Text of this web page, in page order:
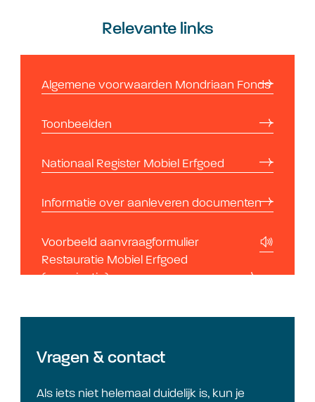
Relevante links
Algemene voorwaarden Mondriaan Fonds
Toonbeelden
Nationaal Register Mobiel Erfgoed
Informatie over aanleveren documenten
Voorbeeld aanvraagformulier
Restauratie Mobiel Erfgoed
(organisatie)
Vragen & contact
Als iets niet helemaal duidelijk is, kun je